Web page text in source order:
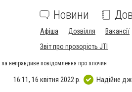
Новини
Афіша Дозвілля Вакансії
Звіт про прозорість JTI
за неправдиве повідомлення про злочин
16:11, 16 квітня 2022 р. Надійне